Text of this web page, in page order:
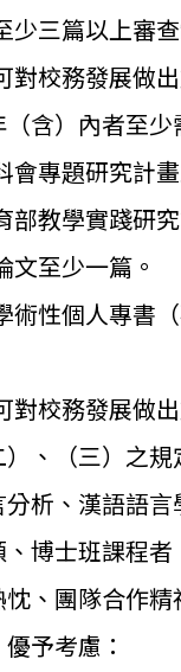
少三篇以上審
校務發展做出
含）內者至少
專題研究計畫
教學實踐研究
至少一篇。
性個人專書（
校務發展做出
、（三）之規
析、漢語語言
博士班課程者
、團隊合作精
予考慮：